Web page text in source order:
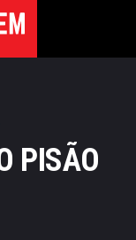
PISÃO